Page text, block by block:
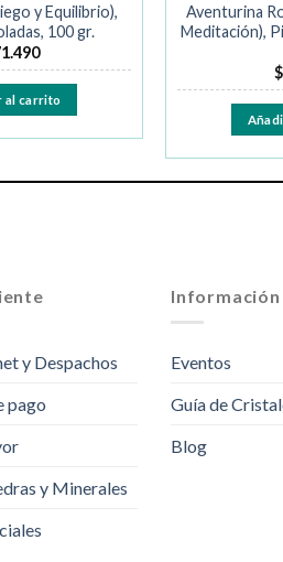
y Equilibrio),
100 gr.
al carrito
Aventurina
Meditación),
$
y Despachos
pago
y Minerales
Información
Eventos
Guía de
Blog